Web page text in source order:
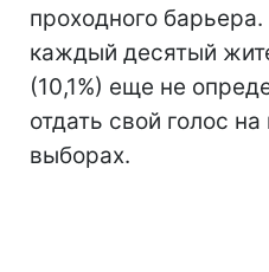
проходного
каждый десятый
(10,1%) еще не
отдать свой голос
выборах.